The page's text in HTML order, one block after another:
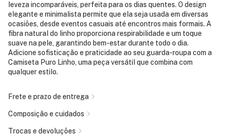
leveza incomparáveis, perfeita para os dias quentes. O design
elegante e minimalista permite que ela seja usada em diversas
ocasiões, desde eventos casuais até encontros mais formais. A
fibra natural do linho proporciona respirabilidade e um toque
suave na pele, garantindo bem-estar durante todo o dia.
Adicione sofisticação e praticidade ao seu guarda-roupa com a
Camiseta Puro Linho, uma peça versátil que combina com
qualquer estilo.
Frete e prazo de entrega
Composição e cuidados
Trocas e devoluções